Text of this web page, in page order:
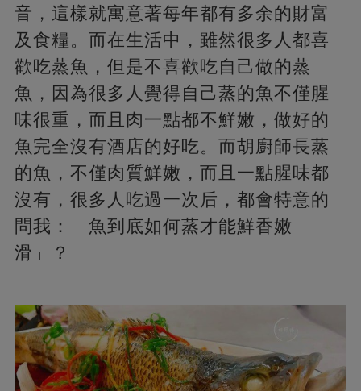
音，這樣就寓意著每年都有多余的財富
及食糧。而在生活中，雖然很多人都喜
歡吃蒸魚，但是不喜歡吃自己做的蒸
魚，因為很多人覺得自己蒸的魚不僅腥
味很重，而且肉一點都不鮮嫩，做好的
魚完全沒有酒店的好吃。而胡廚師長蒸
的魚，不僅肉質鮮嫩，而且一點腥味都
沒有，很多人吃過一次后，都會特意的
問我：「魚到底如何蒸才能鮮香嫩
滑」？